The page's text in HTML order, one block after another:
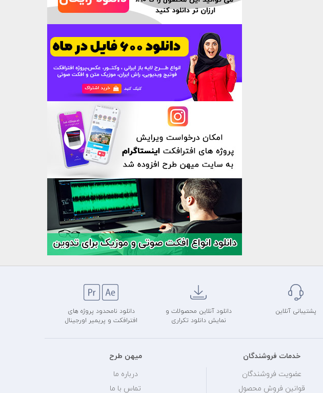
پشتیبانی آنلاین
دانلود آنلاین محصولات و
نمایش دانلود تکراری
دانلود نامحدود پروژه های
افترافکت و پریمیر اورجینال
خدمات فروشندگان
عضویت فروشندگان
قوانین فروش محصول
میهن طرح
درباره ما
تماس با ما